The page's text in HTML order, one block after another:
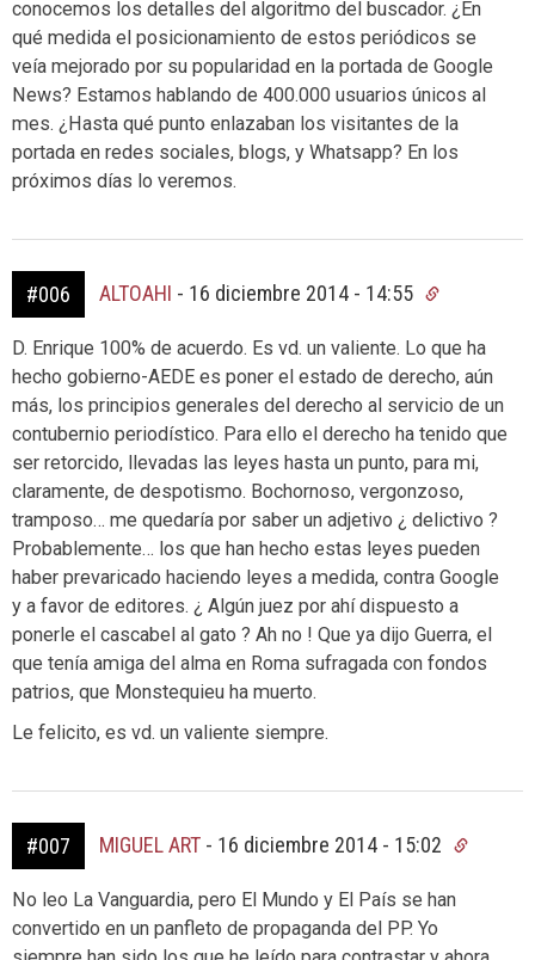
conocemos los detalles del algoritmo del buscador. ¿En
qué medida el posicionamiento de estos periódicos se
veía mejorado por su popularidad en la portada de Google
News? Estamos hablando de 400.000 usuarios únicos al
mes. ¿Hasta qué punto enlazaban los visitantes de la
portada en redes sociales, blogs, y Whatsapp? En los
próximos días lo veremos.
#006 ALTOAHI - 16 diciembre 2014 - 14:55
D. Enrique 100% de acuerdo. Es vd. un valiente. Lo que ha
hecho gobierno-AEDE es poner el estado de derecho, aún
más, los principios generales del derecho al servicio de un
contubernio periodístico. Para ello el derecho ha tenido que
ser retorcido, llevadas las leyes hasta un punto, para mi,
claramente, de despotismo. Bochornoso, vergonzoso,
tramposo… me quedaría por saber un adjetivo ¿ delictivo ?
Probablemente… los que han hecho estas leyes pueden
haber prevaricado haciendo leyes a medida, contra Google
y a favor de editores. ¿ Algún juez por ahí dispuesto a
ponerle el cascabel al gato ? Ah no ! Que ya dijo Guerra, el
que tenía amiga del alma en Roma sufragada con fondos
patrios, que Monstequieu ha muerto.
Le felicito, es vd. un valiente siempre.
#007 MIGUEL ART - 16 diciembre 2014 - 15:02
No leo La Vanguardia, pero El Mundo y El País se han
convertido en un panfleto de propaganda del PP. Yo